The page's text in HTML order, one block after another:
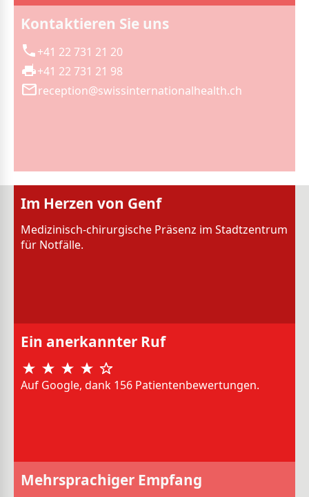
Kontaktieren Sie uns
+41 22 731 21 20
+41 22 731 21 98
reception@swissinternationalhealth.ch
Im Herzen von Genf
Medizinisch-chirurgische Präsenz im Stadtzentrum
für Notfälle.
Ein anerkannter Ruf
Auf Google, dank 156 Patientenbewertungen.
Mehrsprachiger Empfang